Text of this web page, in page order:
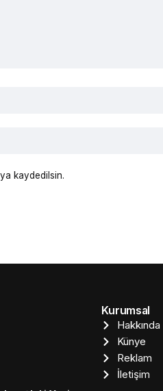
kaydedilsin.
Kurumsal
Hakkında
Künye
Reklam
İletişim